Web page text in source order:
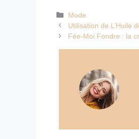
Catégories
Mode
Utilisation de L’Huile
Fée-Moi Fondre : la